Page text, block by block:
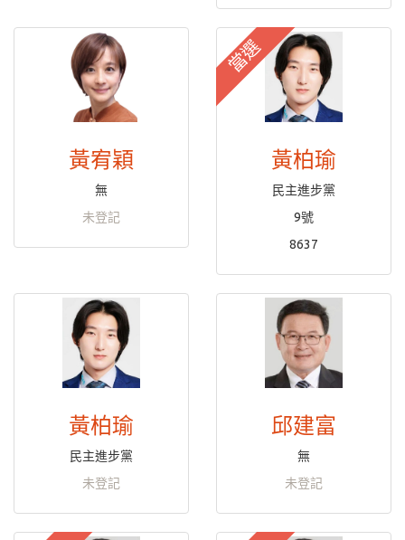
黃宥穎
無
未登記
當選
黃柏瑜
民主進步黨
9號
8637
黃柏瑜
民主進步黨
未登記
邱建富
無
未登記